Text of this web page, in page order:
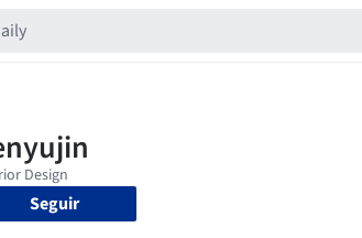
Seguir